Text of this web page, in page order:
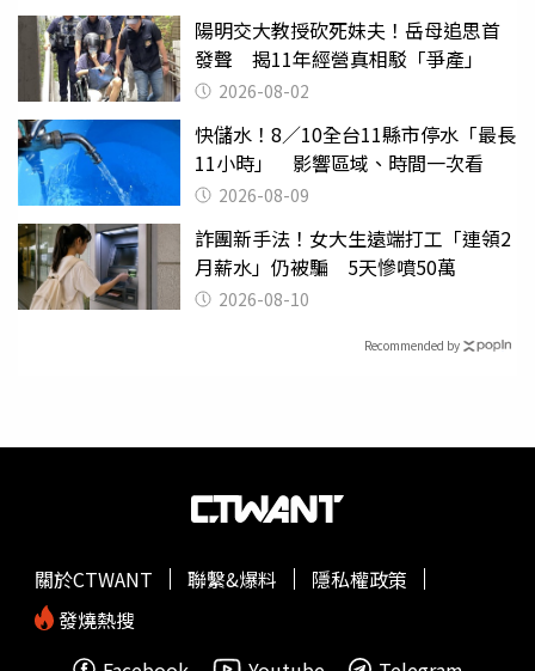
陽明交大教授砍死妹夫！岳母追思首
發聲 揭11年經營真相駁「爭產」
2026-08-02
快儲水！8／10全台11縣市停水「最長
11小時」 影響區域、時間一次看
2026-08-09
詐團新手法！女大生遠端打工「連領2
月薪水」仍被騙 5天慘噴50萬
2026-08-10
Recommended by
關於CTWANT 聯繫&爆料
隱私權政策
發燒熱搜